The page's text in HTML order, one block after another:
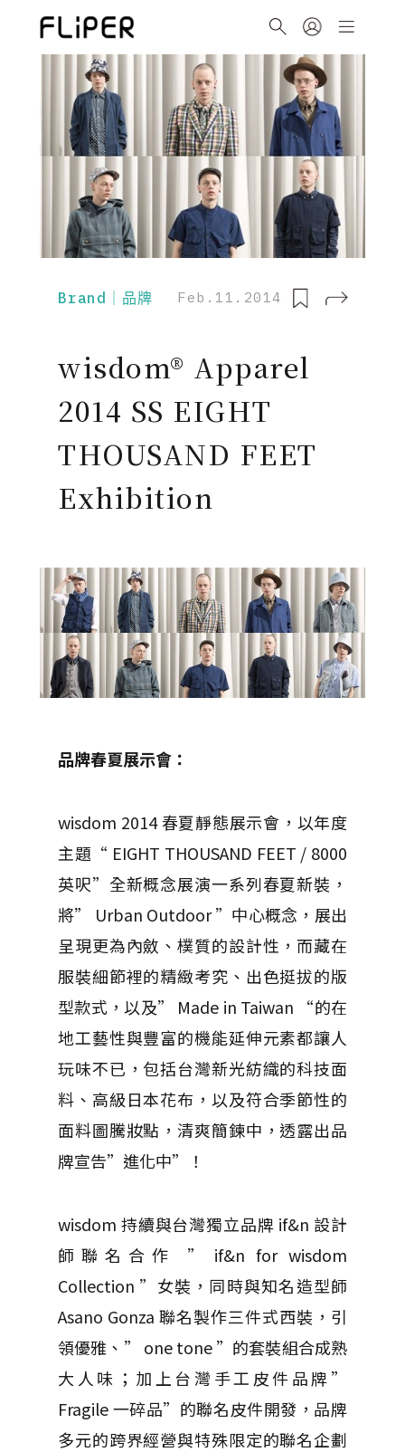
Brand｜品牌 Feb.11.2014
wisdom® Apparel
2014 SS EIGHT
THOUSAND FEET
Exhibition
品牌春夏展示會：
wisdom 2014 春夏靜態展示會，以年度
主題“ EIGHT THOUSAND FEET / 8000
英呎”全新概念展演一系列春夏新裝，
將” Urban Outdoor ”中心概念，展出
呈現更為內斂、樸質的設計性，而藏在
服裝細節裡的精緻考究、出色挺拔的版
型款式，以及” Made in Taiwan “的在
地工藝性與豐富的機能延伸元素都讓人
玩味不已，包括台灣新光紡織的科技面
料、高級日本花布，以及符合季節性的
面料圖騰妝點，清爽簡鍊中，透露出品
牌宣告”進化中”！
wisdom 持續與台灣獨立品牌 if&n 設計
師聯名合作 ” if&n for wisdom
Collection ”女裝，同時與知名造型師
Asano Gonza 聯名製作三件式西裝，引
領優雅、” one tone ”的套裝組合成熟
大人味；加上台灣手工皮件品牌”
Fragile 一碎品”的聯名皮件開發，品牌
多元的跨界經營與特殊限定的聯名企劃